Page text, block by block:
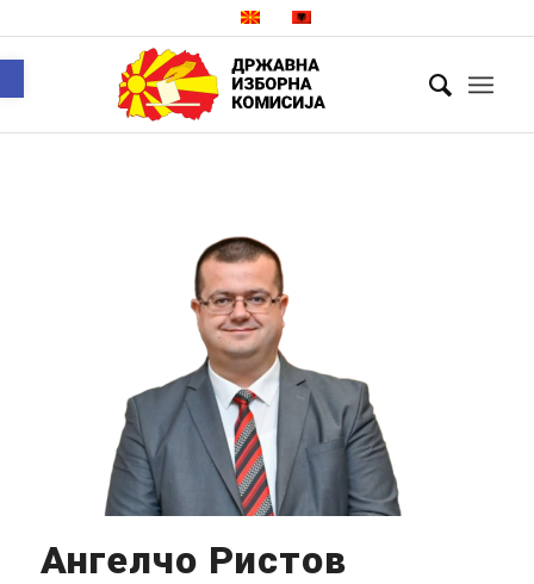
Ангелчо Ристов
Open toolbar